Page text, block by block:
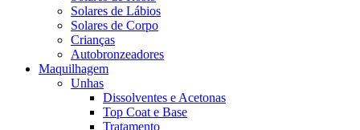
Solares de Lábios
Solares de Corpo
Crianças
Autobronzeadores
Maquilhagem
Unhas
Dissolventes e Acetonas
Top Coat e Base
Tratamento